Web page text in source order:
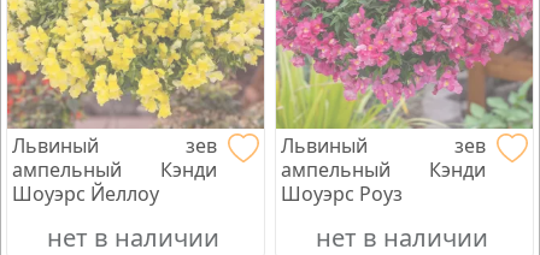
Львиный зев
ампельный Кэнди
Шоуэрс Йеллоу
нет в наличии
Львиный зев
ампельный Кэнди
Шоуэрс Роуз
нет в наличии